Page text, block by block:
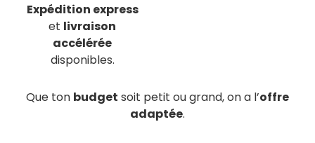
Expédition express
et livraison
accélérée
disponibles.
Que ton budget soit petit ou grand, on a l’offre
adaptée.